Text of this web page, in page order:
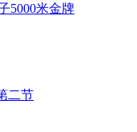
5000米金牌
二节